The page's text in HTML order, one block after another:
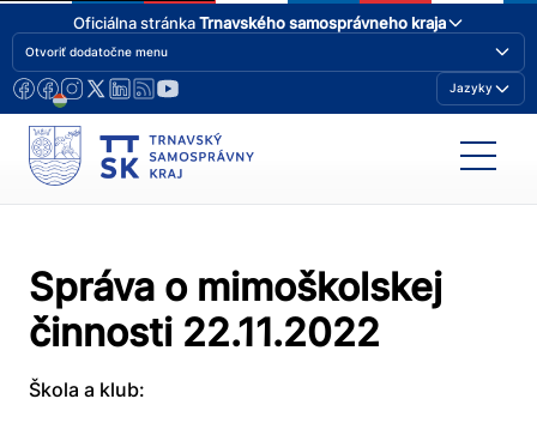
Oficiálna stránkaTrnavského samosprávneho kraja
Otvoriť dodatočne menu
Jazyky
Správa o mimoškolskej
činnosti 22.11.2022
Škola a klub: